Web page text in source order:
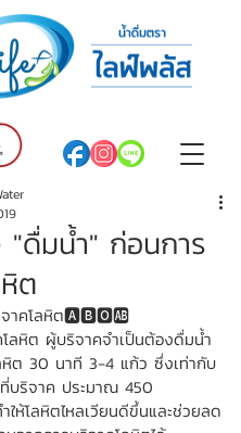
"ดื่มน้ำ" ก่อนการ
ต
จาคโลหิต🅰️🅱️🅾️🆎️
ลหิต ผู้บริจาคจำเป็นต้องดื่มน้ำ
หิต 30 นาที 3-4 แก้ว ซึ่งเท่ากับ
บริจาค ประมาณ 450
ให้โลหิตไหลเวียนดีขึ้นและช่วยลด